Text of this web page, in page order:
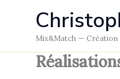
Mix&Match — Création